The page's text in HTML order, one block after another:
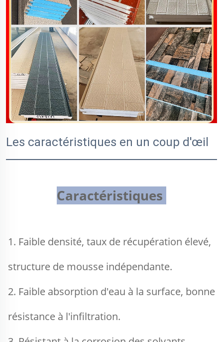
Les caractéristiques en un coup d'œil
Caractéristiques
1. Faible densité, taux de récupération élevé,
structure de mousse indépendante.
2. Faible absorption d'eau à la surface, bonne
résistance à l'infiltration.